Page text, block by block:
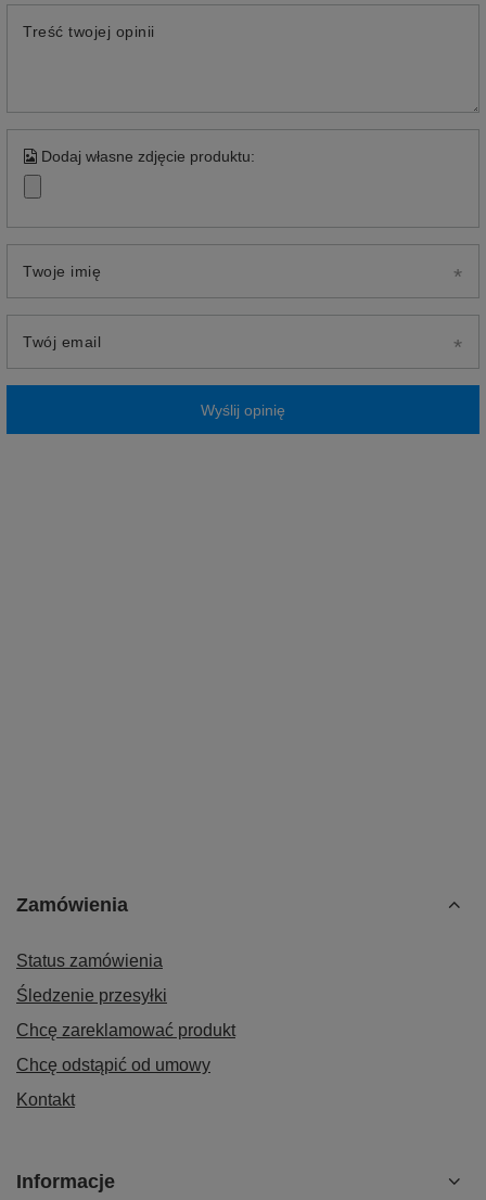
Treść twojej opinii
Dodaj własne zdjęcie produktu:
Twoje imię
Twój email
Wyślij opinię
Zamówienia
Status zamówienia
Śledzenie przesyłki
Chcę zareklamować produkt
Chcę odstąpić od umowy
Kontakt
Informacje